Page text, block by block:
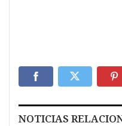
NOTICIAS